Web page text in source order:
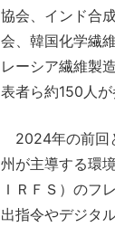
協会、インド合
会、韓国化学繊
レーシア繊維製
表者ら約150人が
2024年の前回
州が主導する環
ＩＲＦＳ）のフ
出指令やデジタ